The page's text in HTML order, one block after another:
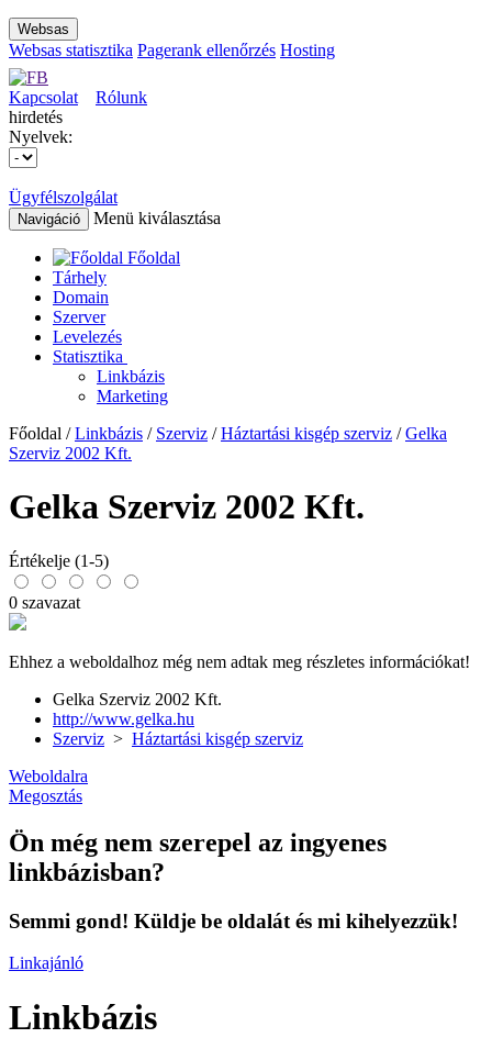
Websas
Websas statisztika Pagerank ellenőrzés Hosting
Kapcsolat
Rólunk
hirdetés
Nyelvek:
Ügyfélszolgálat
Navigáció Menü kiválasztása
Főoldal
Tárhely
Domain
Szerver
Levelezés
Statisztika
Linkbázis
Marketing
Főoldal /Linkbázis / Szerviz /Háztartási kisgép szerviz /Gelka
Szerviz 2002 Kft.
Gelka Szerviz 2002 Kft.
Értékelje (1-5)
0 szavazat
Ehhez a weboldalhoz még nem adtak meg részletes információkat!
Gelka Szerviz 2002 Kft.
http://www.gelka.hu
Szerviz > Háztartási kisgép szerviz
Weboldalra
Megosztás
Ön még nem szerepel az ingyenes
linkbázisban?
Semmi gond! Küldje be oldalát és mi kihelyezzük!
Linkajánló
Linkbázis